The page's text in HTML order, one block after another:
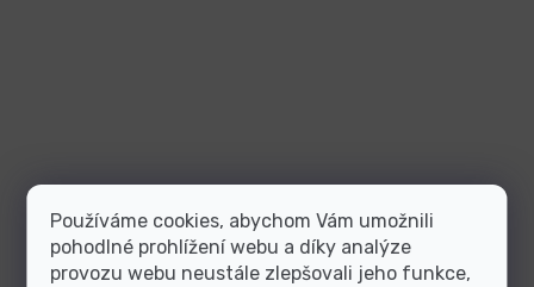
Používáme cookies, abychom Vám umožnili
pohodlné prohlížení webu a díky analýze
provozu webu neustále zlepšovali jeho funkce,